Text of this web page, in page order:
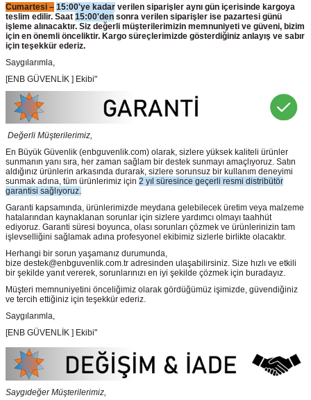
Cumartesi – 15:00'ye kadar verilen siparişler aynı gün içerisinde kargoya
teslim edilir. Saat 15:00'den sonra verilen siparişler ise pazartesi günü
işleme alınacaktır. Siz değerli müşterilerimizin memnuniyeti ve güveni, bizim
için en önemli önceliktir. Kargo süreçlerimizde gösterdiğiniz anlayış ve sabır
için teşekkür ederiz.
Saygılarımla,
[ENB GÜVENLİK ] Ekibi"
Değerli Müşterilerimiz,
En Büyük Güvenlik (enbguvenlik.com) olarak, sizlere yüksek kaliteli ürünler
sunmanın yanı sıra, her zaman sağlam bir destek sunmayı amaçlıyoruz. Satın
aldığınız ürünlerin arkasında durarak, sizlere sorunsuz bir kullanım deneyimi
sunmak adına, tüm ürünlerimiz için 2 yıl süresince geçerli resmi distribütör
garantisi sağlıyoruz.
Garanti kapsamında, ürünlerimizde meydana gelebilecek üretim veya malzeme
hatalarından kaynaklanan sorunlar için sizlere yardımcı olmayı taahhüt
ediyoruz. Garanti süresi boyunca, olası sorunları çözmek ve ürünlerinizin tam
işlevselliğini sağlamak adına profesyonel ekibimiz sizlerle birlikte olacaktır.
Herhangi bir sorun yaşamanız durumunda,
bize destek@enbguvenlik.com.tr adresinden ulaşabilirsiniz. Size hızlı ve etkili
bir şekilde yanıt vererek, sorunlarınızı en iyi şekilde çözmek için buradayız.
Müşteri memnuniyetini önceliğimiz olarak gördüğümüz işimizde, güvendiğiniz
ve tercih ettiğiniz için teşekkür ederiz.
Saygılarımla,
[ENB GÜVENLİK ] Ekibi"
Saygıdeğer Müşterilerimiz,